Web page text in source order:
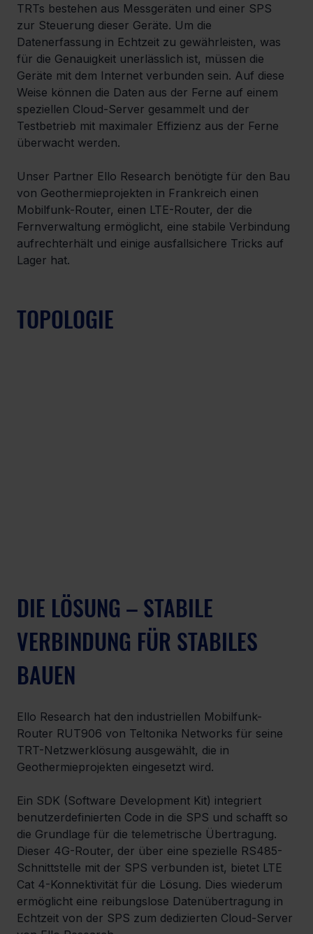
TRTs bestehen aus Messgeräten und einer SPS
zur Steuerung dieser Geräte. Um die
Datenerfassung in Echtzeit zu gewährleisten, was
für die Genauigkeit unerlässlich ist, müssen die
Geräte mit dem Internet verbunden sein. Auf diese
Weise können die Daten aus der Ferne auf einem
speziellen Cloud-Server gesammelt und der
Testbetrieb mit maximaler Effizienz aus der Ferne
überwacht werden.
Unser Partner Ello Research benötigte für den Bau
von Geothermieprojekten in Frankreich einen
Mobilfunk-Router, einen LTE-Router, der die
Fernverwaltung ermöglicht, eine stabile Verbindung
aufrechterhält und einige ausfallsichere Tricks auf
Lager hat.
TOPOLOGIE
DIE LÖSUNG – STABILE
VERBINDUNG FÜR STABILES
BAUEN
Ello Research hat den industriellen Mobilfunk-
Router RUT906 von Teltonika Networks für seine
TRT-Netzwerklösung ausgewählt, die in
Geothermieprojekten eingesetzt wird.
Ein SDK (Software Development Kit) integriert
benutzerdefinierten Code in die SPS und schafft so
die Grundlage für die telemetrische Übertragung.
Dieser 4G-Router, der über eine spezielle RS485-
Schnittstelle mit der SPS verbunden ist, bietet LTE
Cat 4-Konnektivität für die Lösung. Dies wiederum
ermöglicht eine reibungslose Datenübertragung in
Echtzeit von der SPS zum dedizierten Cloud-Server